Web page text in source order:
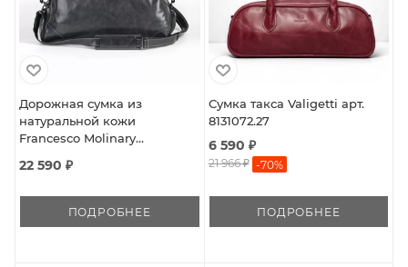
Дорожная сумка из
натуральной кожи
Francesco Molinary
22 590 ₽
ПОДРОБНЕЕ
Сумка такса Valigetti арт.
8131072.27
6 590 ₽
21 966 ₽ -70%
ПОДРОБНЕЕ